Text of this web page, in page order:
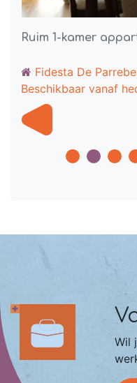
Ruim 1-kamer
Fidesta De
Beschikbaar vanaf
Wil